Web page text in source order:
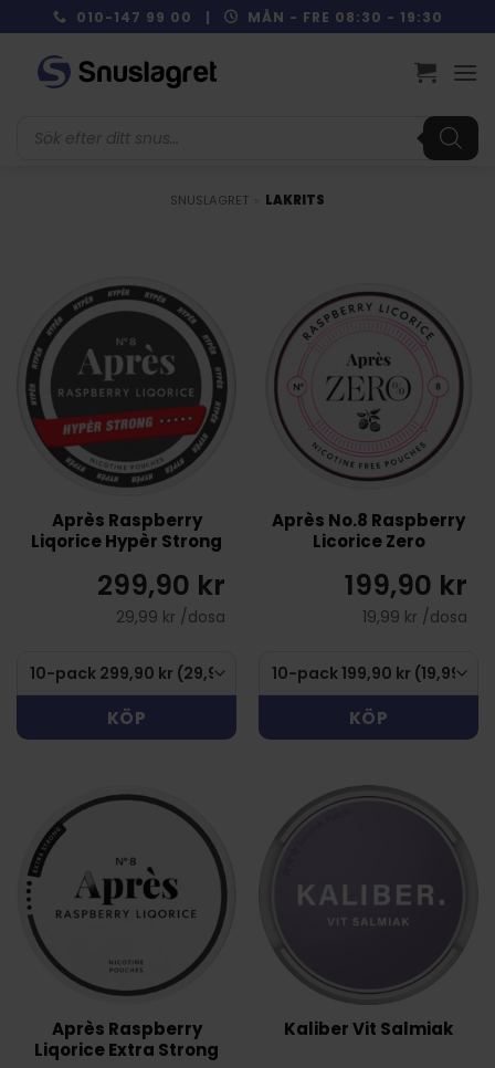
to
content
010-147 99 00 | MÅN - FRE 08:30 - 19:30
SNUSLAGRET LAKRITS
Après Raspberry
Liqorice Hypèr Strong
299,90 kr
29,99 kr /dosa
KÖP
Après No.8 Raspberry
Licorice Zero
199,90 kr
19,99 kr /dosa
KÖP
Après Raspberry
Liqorice Extra Strong
Kaliber Vit Salmiak